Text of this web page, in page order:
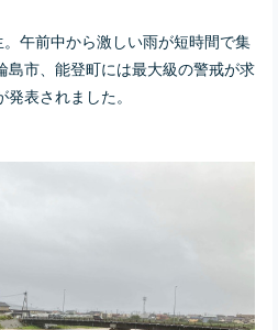
午前中から激しい雨が短時間で集
島市、能登町には最大級の警戒が求
表されました。